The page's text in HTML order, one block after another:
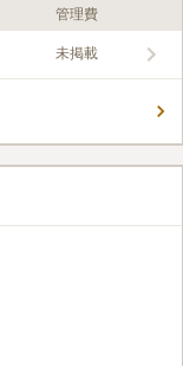
、バスでのアクセスも
って穏やかな雰囲気で
管理費
未掲載